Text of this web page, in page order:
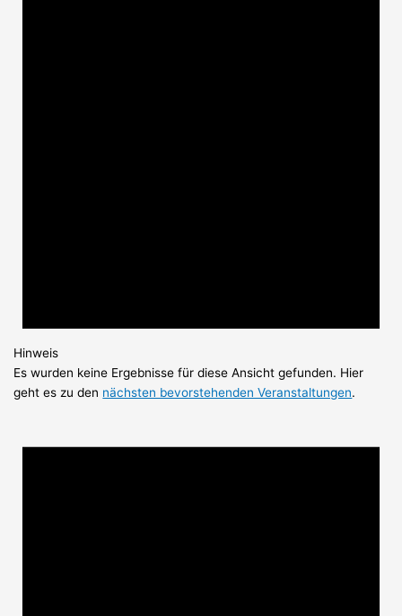
Hinweis
Es wurden keine Ergebnisse für diese Ansicht gefunden. Hier
geht es zu den nächsten bevorstehenden Veranstaltungen.